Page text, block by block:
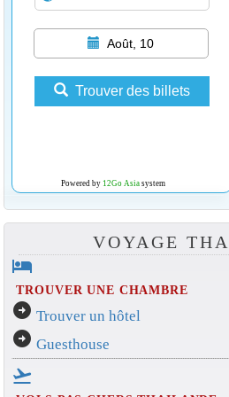
Août, 10
Trouver des billets
Powered by 12Go Asiasystem
VOYAGE
hotel
TROUVER UNE CHAMBRE
arrow_circle_right Trouver un hôtel
arrow_circle_right Guesthouse
flight_takeoff